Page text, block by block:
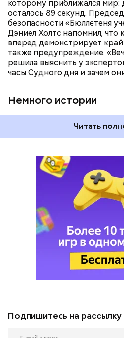
которому приближался мир:
осталось 89 секунд.
безопасности «Бюллетеня
Дэниел Холтс напомнил, что
вперед демонстрирует
также предупреждение.
решила выяснить у
часы Судного дня и зачем
Немного истории
время — без двух минут
война между США и уже
предметом обсуждения для
мира. Но, помимо
«атомный рай», с 2007 года
влияет еще одна глобальная
климатические изменения.
Читать
Подпишитесь на рассылку